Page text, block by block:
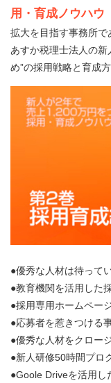
用・育成ノウハウ
拡大を目指す事務所で
あすか税理士法人の
め”の採用戦略と育成
●優秀な人材は待って
●教育機関を活用した
●採用専用ホームペー
●応募者を惹きつける
●優秀な人材をクロー
●新人研修50時間プロ
●Goole Driveを活用し